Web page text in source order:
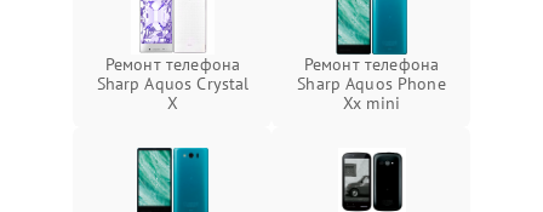
Ремонт телефона
Sharp Aquos Crystal
X
Ремонт телефона
Sharp Aquos Phone
Xx mini